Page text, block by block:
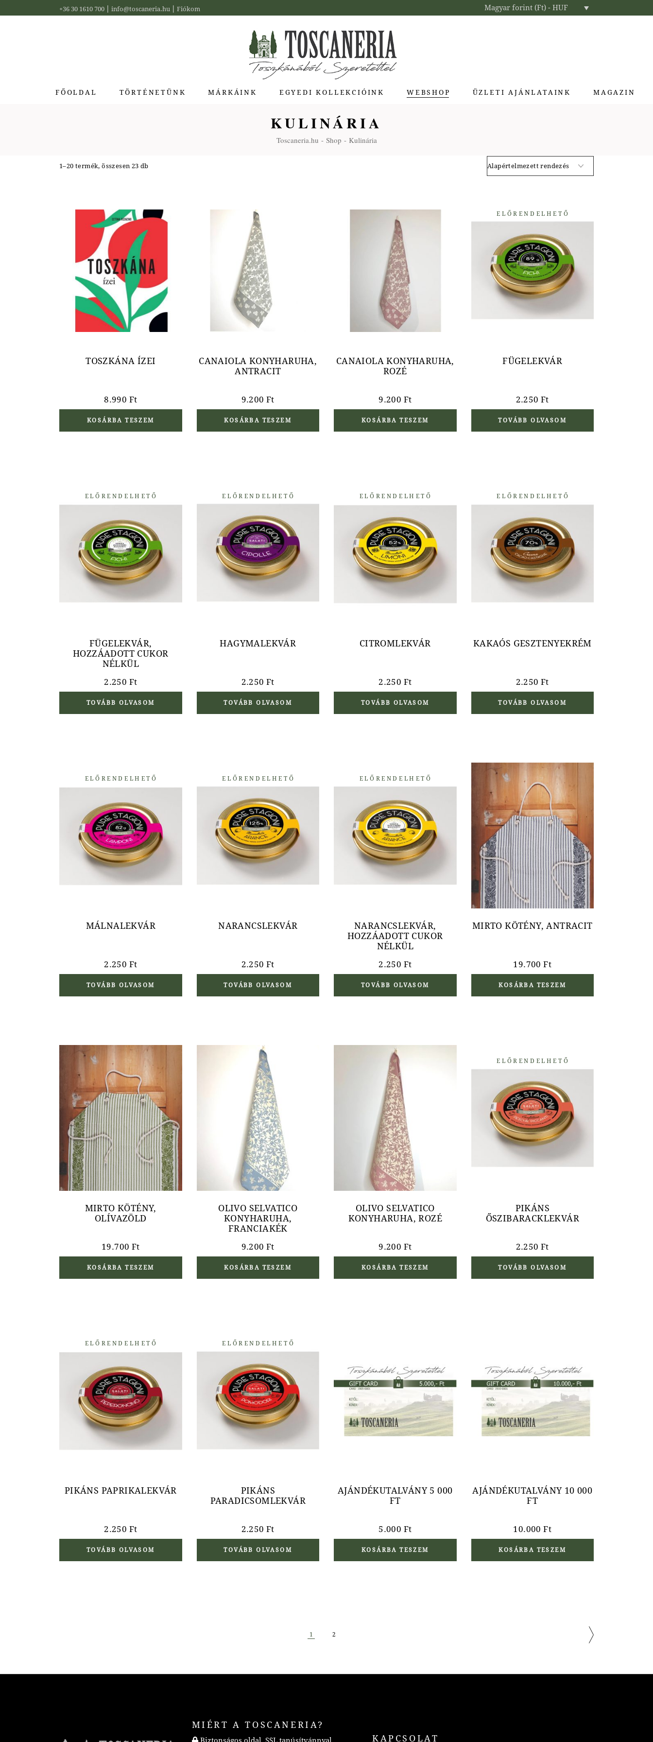
the
+36 30 1610 700 | info@toscaneria.hu | Fiókom Magyar forint (Ft) - HUF
FŐOLDAL TÖRTÉNETÜNK MÁRKÁINK EGYEDI KOLLEKCIÓINK WEBSHOP ÜZLETI AJÁNLATAINK
Szállodai kozmetikumok
Textíliák lakberendezőknek
MAGAZIN
KULINÁRIA
Toscaneria.hu Shop Kulinária
1–20 termék, összesen 23 db
TOSZKÁNA ÍZEI
8.990 Ft
KOSÁRBA TESZEM
CANAIOLA KONYHARUHA,
ANTRACIT
9.200Ft
KOSÁRBA TESZEM
CANAIOLA KONYHARUHA,
ROZÉ
9.200 Ft
KOSÁRBA TESZEM
ELŐRENDELHETŐ
FÜGELEKVÁR
2.250Ft
TOVÁBB OLVASOM
ELŐRENDELHETŐ
FÜGELEKVÁR,
HOZZÁADOTT CUKOR
NÉLKÜL
2.250 Ft
TOVÁBB OLVASOM
ELŐRENDELHETŐ
HAGYMALEKVÁR
2.250Ft
TOVÁBB OLVASOM
ELŐRENDELHETŐ
CITROMLEKVÁR
2.250 Ft
TOVÁBB OLVASOM
ELŐRENDELHETŐ
KAKAÓS GESZTENYEKRÉM
2.250Ft
TOVÁBB OLVASOM
ELŐRENDELHETŐ
MÁLNALEKVÁR
2.250 Ft
TOVÁBB OLVASOM
ELŐRENDELHETŐ
NARANCSLEKVÁR
2.250Ft
TOVÁBB OLVASOM
ELŐRENDELHETŐ
NARANCSLEKVÁR,
HOZZÁADOTT CUKOR
NÉLKÜL
2.250 Ft
TOVÁBB OLVASOM
MIRTO KÖTÉNY, ANTRACIT
19.700Ft
KOSÁRBA TESZEM
MIRTO KÖTÉNY,
OLÍVAZÖLD
19.700 Ft
KOSÁRBA TESZEM
OLIVO SELVATICO
KONYHARUHA,
FRANCIAKÉK
9.200Ft
KOSÁRBA TESZEM
OLIVO SELVATICO
KONYHARUHA, ROZÉ
9.200 Ft
KOSÁRBA TESZEM
ELŐRENDELHETŐ
PIKÁNS
ŐSZIBARACKLEKVÁR
2.250Ft
TOVÁBB OLVASOM
ELŐRENDELHETŐ
PIKÁNS PAPRIKALEKVÁR
2.250 Ft
TOVÁBB OLVASOM
ELŐRENDELHETŐ
PIKÁNS
PARADICSOMLEKVÁR
2.250Ft
TOVÁBB OLVASOM
AJÁNDÉKUTALVÁNY 5 000
FT
5.000 Ft
KOSÁRBA TESZEM
AJÁNDÉKUTALVÁNY 10 000
FT
10.000Ft
KOSÁRBA TESZEM
1 2
MIÉRT A TOSCANERIA?
KAPCSOLAT